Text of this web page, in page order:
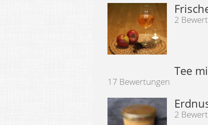
2
Tee
17 Bewertungen
2